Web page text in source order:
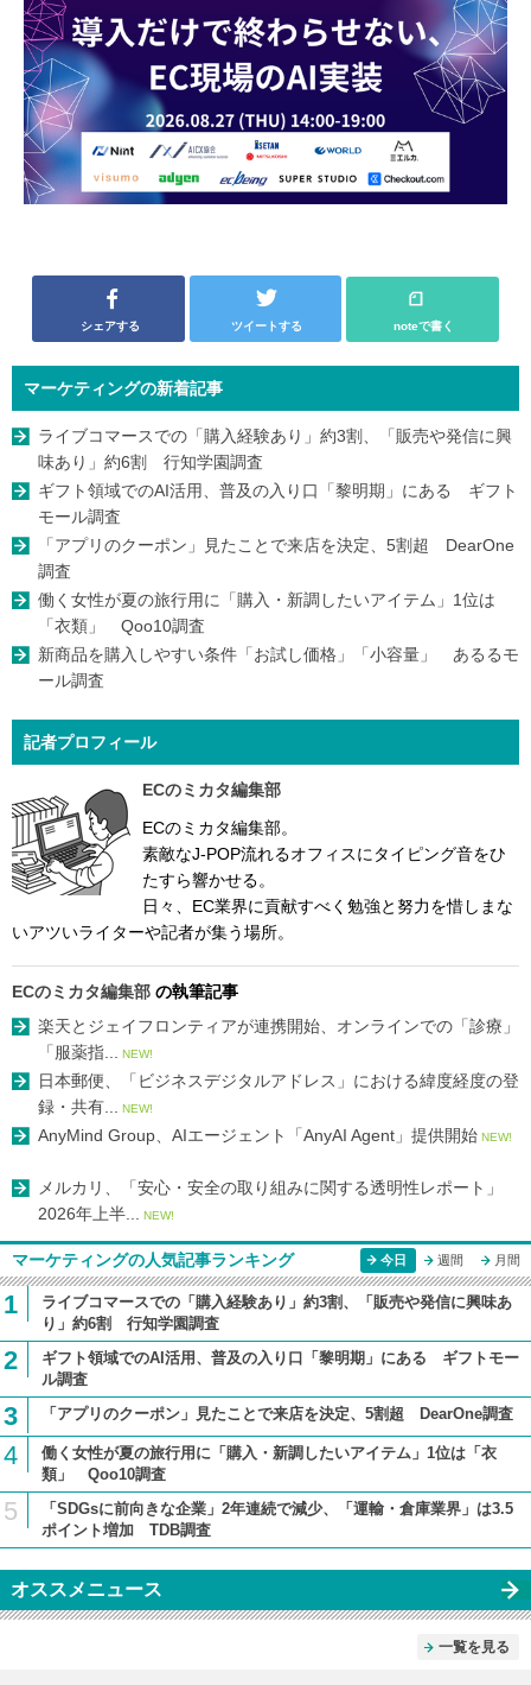
シェアする ツイートする noteで書く
マーケティングの新着記事
ライブコマースでの「購入経験あり」約3割、「販売や発信に興
味あり」約6割 行知学園調査
ギフト領域でのAI活用、普及の入り口「黎明期」にある ギフト
モール調査
「アプリのクーポン」見たことで来店を決定、5割超 DearOne
調査
働く女性が夏の旅行用に「購入・新調したいアイテム」1位は
「衣類」 Qoo10調査
新商品を購入しやすい条件「お試し価格」「小容量」 あるるモ
ール調査
記者プロフィール
ECのミカタ編集部
ECのミカタ編集部。
素敵なJ-POP流れるオフィスにタイピング音をひ
たすら響かせる。
日々、EC業界に貢献すべく勉強と努力を惜しまな
いアツいライターや記者が集う場所。
ECのミカタ編集部 の執筆記事
楽天とジェイフロンティアが連携開始、オンラインでの「診療」
「服薬指...
NEW!
日本郵便、「ビジネスデジタルアドレス」における緯度経度の登
録・共有...
NEW!
AnyMind Group、AIエージェント「AnyAI Agent」提供開始 NEW!
メルカリ、「安心・安全の取り組みに関する透明性レポート」
2026年上半...
NEW!
マーケティングの人気記事ランキング 今日 週間 月間
1
ライブコマースでの「購入経験あり」約3割、「販売や発信に興味あ
り」約6割 行知学園調査
2
ギフト領域でのAI活用、普及の入り口「黎明期」にある ギフトモー
ル調査
3 「アプリのクーポン」見たことで来店を決定、5割超 DearOne調査
4
働く女性が夏の旅行用に「購入・新調したいアイテム」1位は「衣
類」 Qoo10調査
5
「SDGsに前向きな企業」2年連続で減少、「運輸・倉庫業界」は3.5
ポイント増加 TDB調査
オススメニュース
一覧を見る